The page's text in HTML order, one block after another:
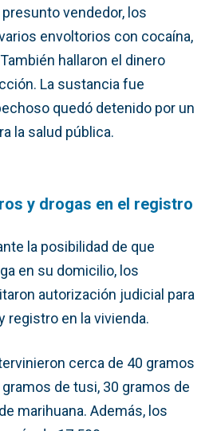
vendedor, los
envoltorios con cocaína,
hallaron el dinero
La sustancia fue
quedó detenido por un
la salud pública.
y drogas en el registro
la posibilidad de que
en su domicilio, los
autorización judicial para
registro en la vivienda.
cerca de 40 gramos
de tusi, 30 gramos de
marihuana. Además, los